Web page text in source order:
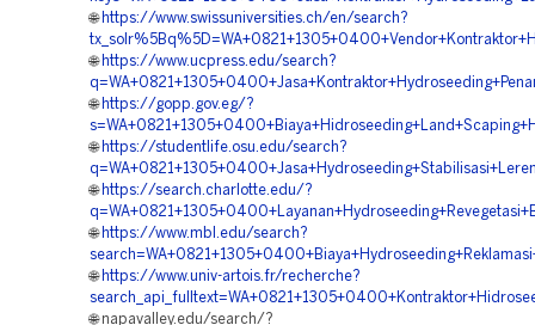
🌐 https://www.swissuniversities.ch/en/search?
🌐 https://www.ucpress.edu/search?
🌐 https://gopp.gov.eg/?
🌐 https://studentlife.osu.edu/search?
🌐 https://search.charlotte.edu/?
🌐 https://www.mbl.edu/search?
🌐 https://www.univ-artois.fr/recherche?
🌐 napavalley.edu/search/?